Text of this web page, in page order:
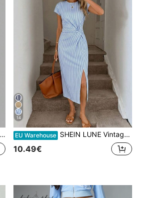
14
EU Warehouse SHEIN LUNE Vintage-värinen raidallinen merikuvioinen elegantti vyötäröinen kierretty korkeahalkioinen hihaton midimekko, naisten rento neulottu tekstuurinen vartalonmyötäinen mekko, naisten syntymäpäiväasu, naisten kuntoilusarja, naisten häävieraan mekko, naisten toimistovaatetus
10.49€